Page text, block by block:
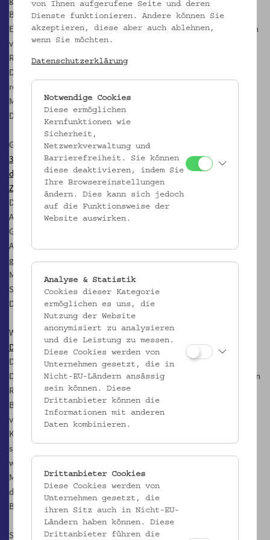
Betroffene kaum darüber sprechen: oftmals werden ihre
Erfahrungen stillgeschwiegen und damit auch die Lebensrealitäten
vieler negiert. Dieser Workshop thematisiert antimuslimischen
Rassismus als eine Herausforderung der Mehrheitsgesellschaft, um
Denkmuster und Verhaltensweisen zu hinterfragen und zu
reflektieren.
Mit Rumeysa Dür-Kwieder, Dokustelle AMR und Flora Alvarado-
Dupuy, GAW
Gespräch | Fest
30 Jahre GAW – Gleichbehandlungsanwältinnen über ihre Arbeit in
den letzten drei Jahrzehnten und die Herausforderungen in der
Zukunft
Do, 10.3.2022, 18.00 Uhr
Anlässlich des gerade begangenen Frauentags sprechen drei
Gleichbehandlungsanwältinnen über die Herausforderungen ihrer
Arbeit, die Veränderungen der letzten drei Jahrzehnte und wagen
gemeinsam einen Blick in die Zukunft.
Mit Ingrid Nikolay-Leitner, erste Gleichbehandlungsanwältin,
Sandra Konstatzky, dzt. Leiterin der GAW und Flora Alvarado-
Dupuy, Gleichbehandlungsanwältin
Workshop
Diskriminierungsfreie Begegnungen in der Schule – aber wie?
Do, 17.3.2022, 17.00 bis 19.00 Uhr
Die Schule ist nicht nur ein formaler Bildungsweg, sondern auch ein
Raum der Begegnung unterschiedlicher Identitäten und
Biographien. Mitunter kommt es während diverser Interaktionen
von Schüler*innen und Lehrkräften zu Spannungen im
Klassenzimmer. Doch ab wann kann man von Diskriminierung
sprechen? Welche Diskriminierungsformen gibt es überhaupt? Und
was können wir dagegen tun?
Mit Katharina Kulesza und Elena Nišević, Initiative für ein
diskriminierungsfreies
Bildungswesen (IDB) sowie Agnes Zinnebner, GAW
Spaziergang
von Ihnen aufgerufene Seite und deren
Dienste funktionieren. Andere können Sie
akzeptieren, diese aber auch ablehnen,
wenn Sie möchten.
Datenschutzerklärung
Notwendige Cookies
Diese ermöglichen
Kernfunktionen wie
Sicherheit,
Netzwerkverwaltung und
Barrierefreiheit. Sie können
diese deaktivieren, indem Sie
Ihre Browsereinstellungen
ändern. Dies kann sich jedoch
auf die Funktionsweise der
Website auswirken.
Analyse & Statistik
Cookies dieser Kategorie
ermöglichen es uns, die
Nutzung der Website
anonymisiert zu analysieren
und die Leistung zu messen.
Diese Cookies werden von
Unternehmen gesetzt, die in
Nicht-EU-Ländern ansässig
sein können. Diese
Drittanbieter können die
Informationen mit anderen
Daten kombinieren.
Drittanbieter Cookies
Diese Cookies werden von
Unternehmen gesetzt, die
ihren Sitz auch in Nicht-EU-
Ländern haben können. Diese
Drittanbieter führen die